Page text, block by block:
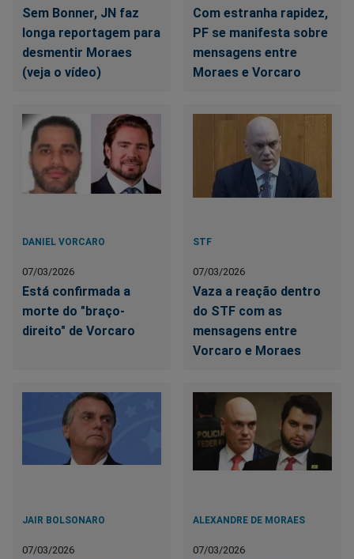
Sem Bonner, JN faz
longa reportagem para
desmentir Moraes
(veja o vídeo)
Com estranha rapidez,
PF se manifesta sobre
mensagens entre
Moraes e Vorcaro
DANIEL VORCARO
07/03/2026
Está confirmada a
morte do "braço-
direito" de Vorcaro
STF
07/03/2026
Vaza a reação dentro
do STF com as
mensagens entre
Vorcaro e Moraes
JAIR BOLSONARO
07/03/2026
ALEXANDRE DE MORAES
07/03/2026